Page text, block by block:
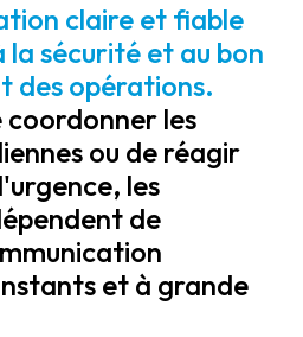
claire et fiable
la sécurité et au bon
des opérations.
coordonner les
ou de réagir
les
de
et à grande